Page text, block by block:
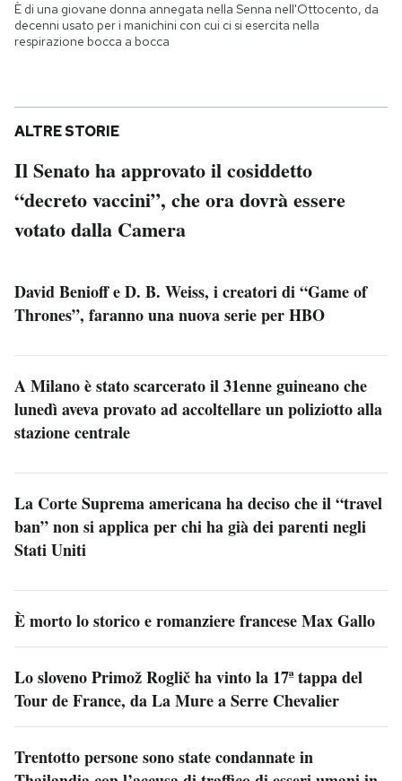
È di una giovane donna annegata nella Senna nell'Ottocento, da
decenni usato per i manichini con cui ci si esercita nella
respirazione bocca a bocca
ALTRE STORIE
Il Senato ha approvato il cosiddetto
“decreto vaccini”, che ora dovrà essere
votato dalla Camera
David Benioff e D. B. Weiss, i creatori di “Game of
Thrones”, faranno una nuova serie per HBO
A Milano è stato scarcerato il 31enne guineano che
lunedì aveva provato ad accoltellare un poliziotto alla
stazione centrale
La Corte Suprema americana ha deciso che il “travel
ban” non si applica per chi ha già dei parenti negli
Stati Uniti
È morto lo storico e romanziere francese Max Gallo
Lo sloveno Primož Roglič ha vinto la 17ª tappa del
Tour de France, da La Mure a Serre Chevalier
Trentotto persone sono state condannate in